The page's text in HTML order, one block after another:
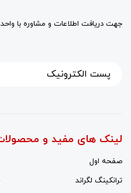
جهت دریافت اطلاعات و مشاوره با
لینک های مفید و
صفحه اول
ترانکینگ لگراند